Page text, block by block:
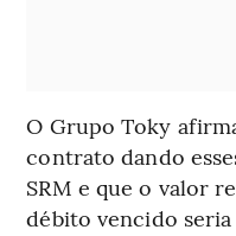
O Grupo Toky
contrato dando
SRM e que o valor
débito vencido seria